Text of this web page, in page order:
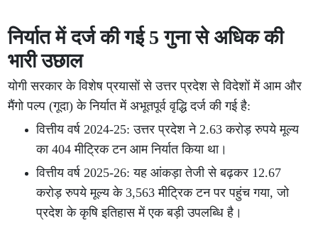
निर्यात में दर्ज की गई 5 गुना से अधिक की
भारी उछाल
योगी सरकार के विशेष प्रयासों से उत्तर प्रदेश से विदेशों में आम और
मैंगो पल्प (गूदा) के निर्यात में अभूतपूर्व वृद्धि दर्ज की गई है:
वित्तीय वर्ष 2024-25: उत्तर प्रदेश ने 2.63 करोड़ रुपये मूल्य
का 404 मीट्रिक टन आम निर्यात किया था।
वित्तीय वर्ष 2025-26: यह आंकड़ा तेजी से बढ़कर 12.67
करोड़ रुपये मूल्य के 3,563 मीट्रिक टन पर पहुंच गया, जो
प्रदेश के कृषि इतिहास में एक बड़ी उपलब्धि है।